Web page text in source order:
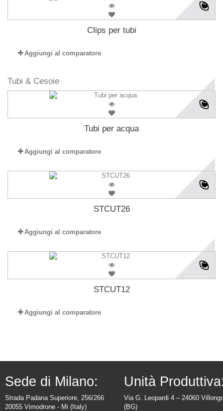
Clips per tubi
Aggiungi al comparatore
Tubi & Cesoie
Tubi per acqua
Aggiungi al comparatore
STCUT26
Aggiungi al comparatore
STCUT12
Aggiungi al comparatore
Sede di Milano:
Strada Padana Superiore, 256/266
20055 Vimodrone - Mi (Italy)
Unità
Via G. Leopardi 4 – 24060
(BG)